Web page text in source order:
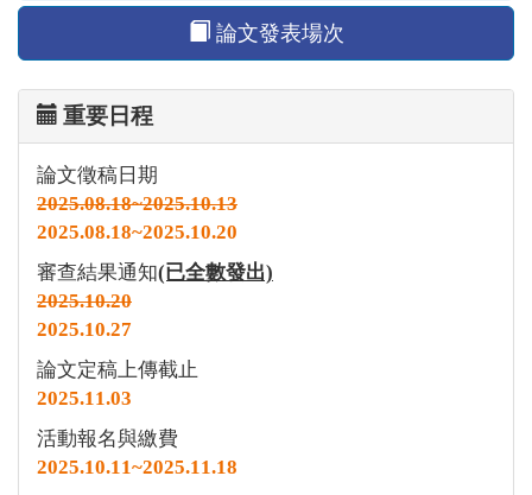
論文發表場次
重要日程
論文徵稿日期
2025.08.18~2025.10.13
2025.08.18~2025.10.20
審查結果通知(已全數發出)
2025.10.20
2025.10.27
論文定稿上傳截止
2025.11.03
活動報名與繳費
2025.10.11~2025.11.18